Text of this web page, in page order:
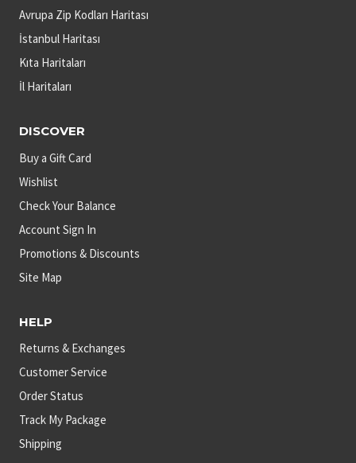
Avrupa Zip Kodları Haritası
İstanbul Haritası
Kıta Haritaları
İl Haritaları
DISCOVER
Buy a Gift Card
Wishlist
Check Your Balance
Account Sign In
Promotions & Discounts
Site Map
HELP
Returns & Exchanges
Customer Service
Order Status
Track My Package
Shipping